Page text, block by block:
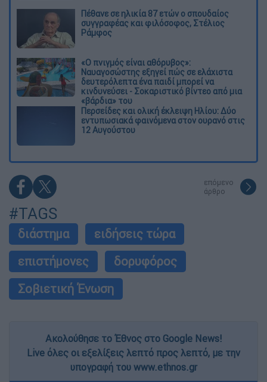
Πέθανε σε ηλικία 87 ετών ο σπουδαίος
συγγραφέας και φιλόσοφος, Στέλιος
Ράμφος
«Ο πνιγμός είναι αθόρυβος»:
Ναυαγοσώστης εξηγεί πώς σε ελάχιστα
δευτερόλεπτα ένα παιδί μπορεί να
κινδυνεύσει - Σοκαριστικό βίντεο από μια
«βάρδια» του
Περσείδες και ολική έκλειψη Ηλίου: Δύο
εντυπωσιακά φαινόμενα στον ουρανό στις
12 Αυγούστου
επόμενο
άρθρο
#TAGS
διάστημα
ειδήσεις τώρα
επιστήμονες
δορυφόρος
Σοβιετική Ένωση
Ακολούθησε το Έθνος στο Google News!
Live όλες οι εξελίξεις λεπτό προς λεπτό, με την
υπογραφή του www.ethnos.gr